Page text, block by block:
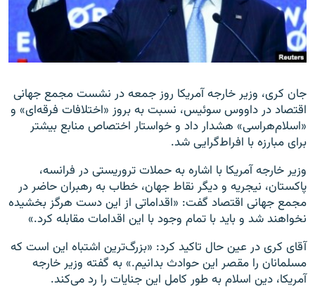
جان کری، وزیر خارجه آمریکا روز جمعه در نشست مجمع جهانی
اقتصاد در داووس سوئیس، نسبت به بروز «اختلافات فرقه‌ای» و
«اسلام‌هراسی» هشدار داد و خواستار اختصاص منابع بیشتر
برای مبارزه با افراط‌گرایی شد.
وزیر خارجه آمریکا با اشاره به حملات تروریستی در فرانسه،
پاکستان، نیجریه و دیگر نقاط جهان، خطاب به رهبران حاضر در
مجمع جهانی اقتصاد گفت: «اقداماتی از این دست هرگز بخشیده
نخواهند شد و باید با تمام وجود با این اقدامات مقابله کرد.»
آقای کری در عین حال تاکید کرد: «بزرگ‌ترین اشتباه این است که
مسلمانان را مقصر این حوادث بدانیم.» به گفته وزیر خارجه
آمریکا، دین اسلام به طور کامل این جنایات را رد می‌کند.